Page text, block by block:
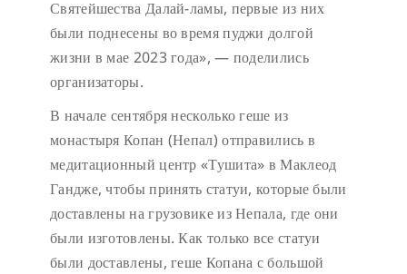
Святейшества Далай-ламы, первые из них
были поднесены во время пуджи долгой
жизни в мае 2023 года», — поделились
организаторы.
В начале сентября несколько геше из
монастыря Копан (Непал) отправились в
медитационный центр «Тушита» в Маклеод
Гандже, чтобы принять статуи, которые были
доставлены на грузовике из Непала, где они
были изготовлены. Как только все статуи
были доставлены, геше Копана с большой